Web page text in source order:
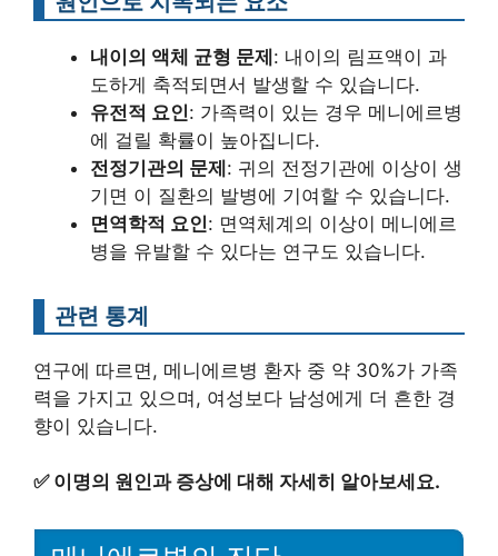
내이의 액체 균형 문제: 내이의 림프액이 과
도하게 축적되면서 발생할 수 있습니다.
유전적 요인: 가족력이 있는 경우 메니에르병
에 걸릴 확률이 높아집니다.
전정기관의 문제: 귀의 전정기관에 이상이 생
기면 이 질환의 발병에 기여할 수 있습니다.
면역학적 요인: 면역체계의 이상이 메니에르
병을 유발할 수 있다는 연구도 있습니다.
관련 통계
연구에 따르면, 메니에르병 환자 중 약 30%가 가족
력을 가지고 있으며, 여성보다 남성에게 더 흔한 경
향이 있습니다.
✅ 이명의 원인과 증상에 대해 자세히 알아보세요.